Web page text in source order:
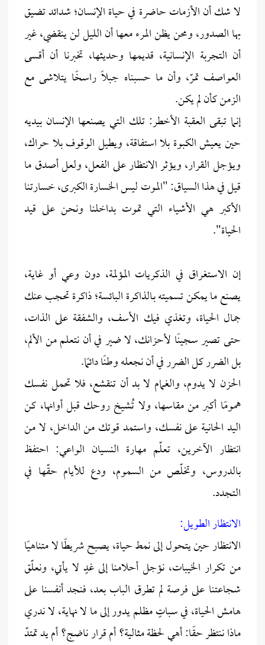
لا شك أن الأزمات حاضرة في حياة الإنسان؛ شدائد تضيق
بها الصدور، ومحن يظن المرء معها أن الليل لن ينقضي، غير
أن التجربة الإنسانية، قديمها وحديثها، تخبرنا أن أقسى
العواصف تمرّ، وأن ما حسبناه جبلًا راسخًا يتلاشى مع
الزمن كأن لم يكن.
إنما تبقى العقبة الأخطر: تلك التي يصنعها الإنسان بيديه
حين يعيش الكبوة بلا استفاقة، ويطيل الوقوف بلا حراك،
ويؤجل القرار، ويؤثر الانتظار على الفعل، ولعل أصدق ما
قيل في هذا السياق: "الموت ليس الخسارة الكبرى، خسارتنا
الأكبر هي الأشياء التي تموت بداخلنا ونحن على قيد
الحياة".
إن الاستغراق في الذكريات المؤلمة، دون وعي أو غاية،
يصنع ما يمكن تسميته بـالذاكرة البائسة؛ ذاكرة تحجب عنك
جمال الحياة، وتغذي فيك الأسف، والشفقة على الذات،
حتى تصير سجينًا لأحزانك، لا ضير في أن نتعلم من الألم،
بل الضرر كل الضرر في أن نجعله وطنًا دائمًا.
الحزن لا يدوم، والغمام لا بد أن تنقشع، فلا تحمل نفسك
همومًا أكبر من مقاسها، ولا تُشيخ روحك قبل أوانها، كن
اليد الحانية على نفسك، واستمد قوتك من الداخل، لا من
انتظار الآخرين، تعلّم مهارة النسيان الواعي: احتفظ
بالدروس، وتخلّص من السموم، ودع للأيام حقّها في
التجدد.
الانتظار الطويل:
الانتظار حين يتحول إلى نمط حياة، يصبح شريطًا لا متناهيًا
من تكرار الخيبات، نؤجل أحلامنا إلى غدٍ لا يأتي، ونعلّق
شجاعتنا على فرصة لم تطرق الباب بعد، فنجد أنفسنا على
هامش الحياة، في سباتٍ مظلم يدور إلى ما لا نهاية، لا ندري
ماذا ننتظر حقًا: أهي لحظة مثالية؟ أم قرار ناضج؟ أم يد تمتدّ